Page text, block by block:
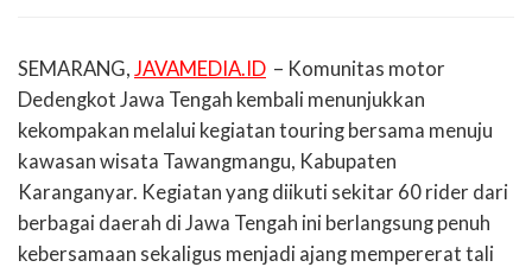
SEMARANG, JAVAMEDIA.ID – Komunitas motor
Dedengkot Jawa Tengah kembali menunjukkan
kekompakan melalui kegiatan touring bersama menuju
kawasan wisata Tawangmangu, Kabupaten
Karanganyar. Kegiatan yang diikuti sekitar 60 rider dari
berbagai daerah di Jawa Tengah ini berlangsung penuh
kebersamaan sekaligus menjadi ajang mempererat tali